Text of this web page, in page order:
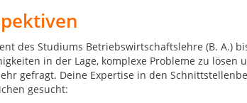
des Studiums Betriebswirtschaftslehre (B. A.)
in der Lage, komplexe Probleme zu
gefragt. Deine Expertise in den
gesucht: